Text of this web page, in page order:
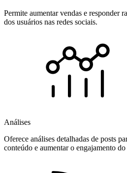
Permite aumentar vendas e responder
dos usuários nas redes sociais.
Análises
Oferece análises detalhadas de posts
conteúdo e aumentar o engajamento